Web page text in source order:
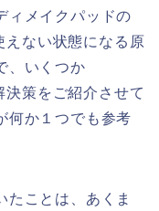
ィメイクパッドの
ない状態になる原
、いくつか
策をご紹介させて
何か１つでも参考
たことは、あくま